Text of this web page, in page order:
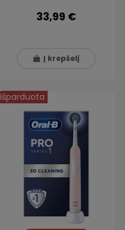
33,99 €
Į krepšelį
Išparduota